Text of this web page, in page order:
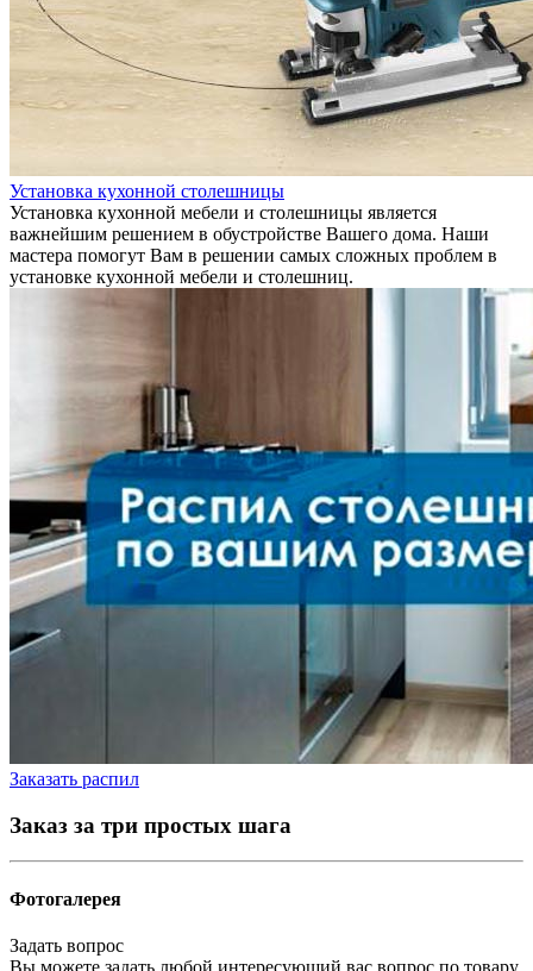
Установка кухонной столешницы
Установка кухонной мебели и столешницы является
важнейшим решением в обустройстве Вашего дома. Наши
мастера помогут Вам в решении самых сложных проблем в
установке кухонной мебели и столешниц.
Заказать распил
Заказ за три простых шага
Фотогалерея
Задать вопрос
Вы можете задать любой интересующий вас вопрос по товару